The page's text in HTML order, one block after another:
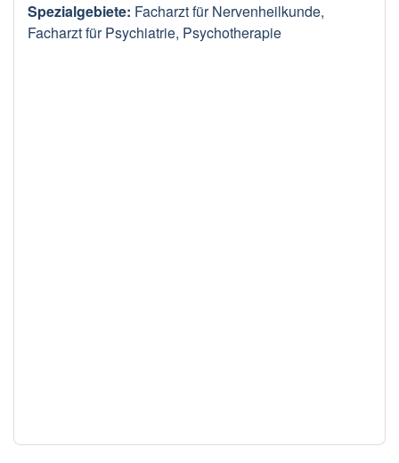
Spezialgebiete: Facharzt für Nervenheilkunde,
Facharzt für Psychiatrie, Psychotherapie